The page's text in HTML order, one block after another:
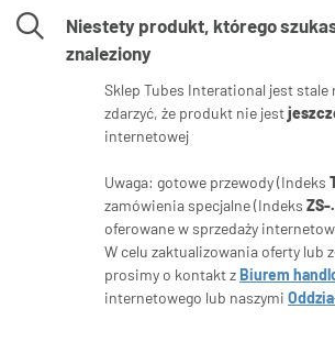
Niestety produkt, którego
znaleziony
Sklep Tubes Interational jest stale
zdarzyć, że produkt nie jest
internetowej
Uwaga: gotowe przewody (Indeks
zamówienia specjalne (Indeks
oferowane w sprzedaży
W celu zaktualizowania oferty lub
prosimy o kontakt zBiurem
internetowego lub naszymi